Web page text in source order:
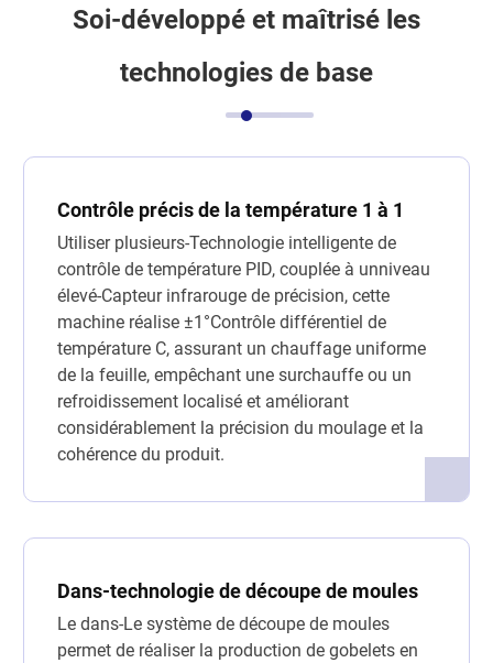
Soi-développé et maîtrisé les
technologies de base
Contrôle précis de la température 1 à 1
Utiliser plusieurs-Technologie intelligente de
contrôle de température PID, couplée à unniveau
élevé-Capteur infrarouge de précision, cette
machine réalise ±1°Contrôle différentiel de
température C, assurant un chauffage uniforme
de la feuille, empêchant une surchauffe ou un
refroidissement localisé et améliorant
considérablement la précision du moulage et la
cohérence du produit.
Dans-technologie de découpe de moules
Le dans-Le système de découpe de moules
permet de réaliser la production de gobelets en